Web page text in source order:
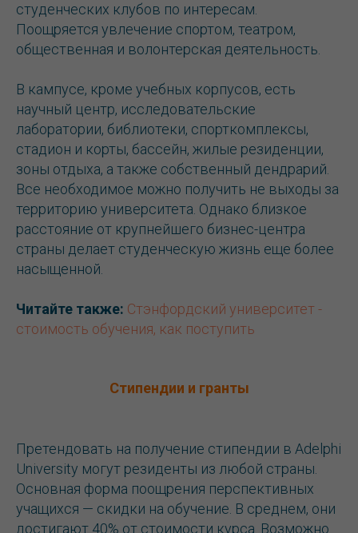
студенческих клубов по интересам.
Поощряется увлечение спортом, театром,
общественная и волонтерская деятельность.
В кампусе, кроме учебных корпусов, есть
научный центр, исследовательские
лаборатории, библиотеки, спорткомплексы,
стадион и корты, бассейн, жилые резиденции,
зоны отдыха, а также собственный дендрарий.
Все необходимое можно получить не выходы за
территорию университета. Однако близкое
расстояние от крупнейшего бизнес-центра
страны делает студенческую жизнь еще более
насыщенной.
Читайте также: Стэнфордский университет -
стоимость обучения, как поступить
Стипендии и гранты
Претендовать на получение стипендии в Adelphi
University могут резиденты из любой страны.
Основная форма поощрения перспективных
учащихся — скидки на обучение. В среднем, они
достигают 40% от стоимости курса. Возможно